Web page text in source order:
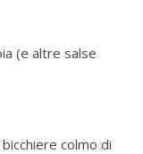
(e altre salse
colmo di